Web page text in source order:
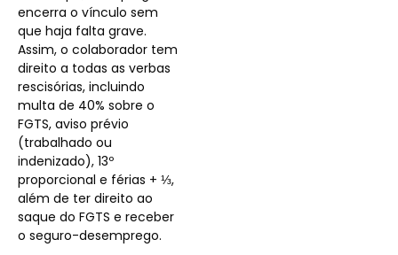
encerra o vínculo sem
que haja falta grave.
Assim, o colaborador tem
direito a todas as verbas
rescisórias, incluindo
multa de 40% sobre o
FGTS, aviso prévio
(trabalhado ou
indenizado), 13º
proporcional e férias + ⅓,
além de ter direito ao
saque do FGTS e receber
o seguro-desemprego.